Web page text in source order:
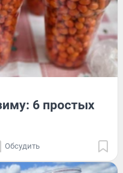
6 простых
Обсудить